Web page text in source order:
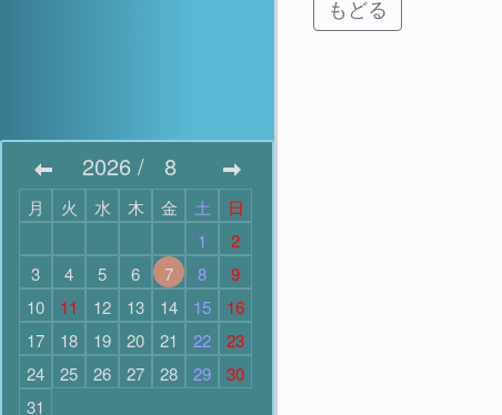
2026/ 8
月 火 水 木 金 土
日
1
2
3
4 5 6 7 8
9
10
11 12 13 14 15
16
17
18 19 20 21 22
23
24
25 26 27 28 29
30
31
もどる